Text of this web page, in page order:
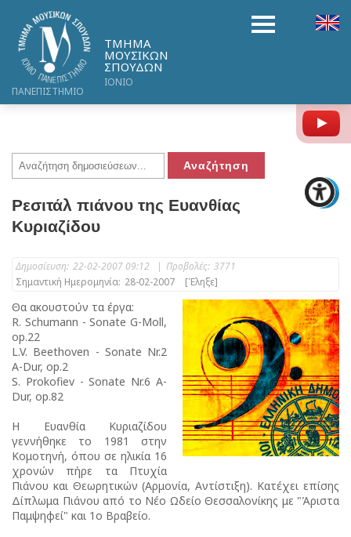
ΤΜΗΜΑ
ΜΟΥΣΙΚΩΝ
ΣΠΟΥΔΩΝ
ΙΟΝΙΟ
ΠΑΝΕΠΙΣΤΗΜΙΟ
Ρεσιτάλ πιάνου της Ευανθίας
Κυριαζίδου
Δημοσίευση: 22-02-2007 09:12 | Προβολές: 3771
Σημαντική Ημερομηνία: 28-02-2007 [Έληξε]
Θα ακουστούν τα έργα:
R. Schumann - Sonate G-Moll,
op.22
L.V. Beethoven - Sonate Νr.2
A-Dur, op.2
S. Prokofiev - Sonate Nr.6 A-
Dur, op.82
Η Ευανθία Κυριαζίδου
γεννήθηκε το 1981 στην
Κομοτηνή, όπου σε ηλικία 16
χρονών πήρε τα Πτυχία
Πιάνου και Θεωρητικών (Αρμονία, Αντίστιξη). Κατέχει επίσης
Δίπλωμα Πιάνου από το Νέο Ωδείο Θεσσαλονίκης με "Άριστα
Παμψηφεί" και 1ο Βραβείο.